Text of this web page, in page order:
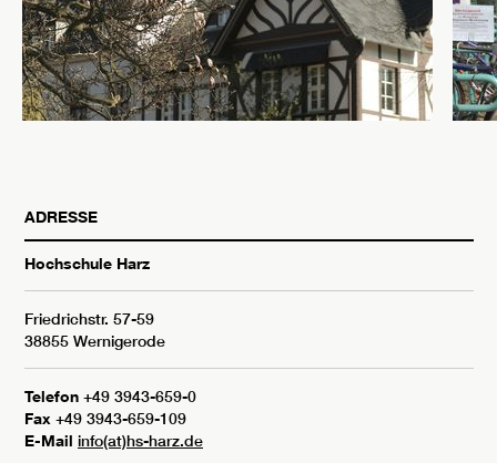
ADRESSE
Hochschule Harz
Friedrichstr. 57-59
38855 Wernigerode
Telefon +49 3943-659-0
Fax +49 3943-659-109
E-Mail info(at)hs-harz.de